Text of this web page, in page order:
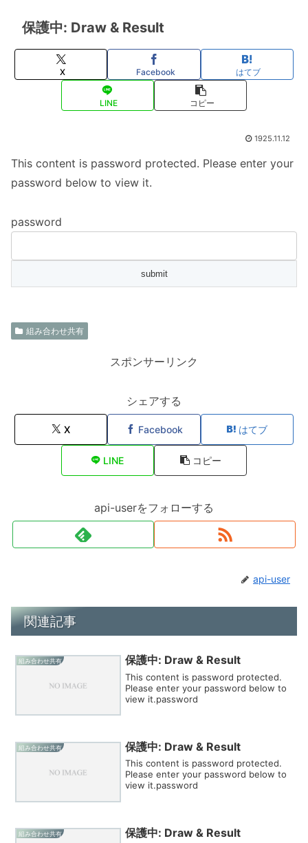
保護中: Draw & Result
X Facebook はてブ
LINE コピー
1925.11.12
This content is password protected. Please enter your
password below to view it.
password
組み合わせ共有
スポンサーリンク
シェアする
X Facebook はてブ
LINE コピー
api-userをフォローする
api-user
関連記事
組み合わせ共有 保護中: Draw & Result
This content is password protected.
Please enter your password below to
view it.password
組み合わせ共有 保護中: Draw & Result
This content is password protected.
Please enter your password below to
view it.password
組み合わせ共有 保護中: Draw & Result